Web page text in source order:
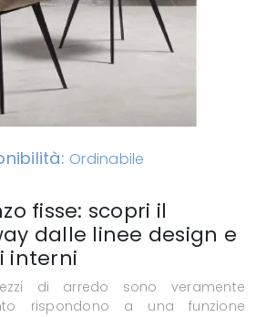
Ordinabile
fisse: scopri il
dalle linee design e
interni
di arredo sono veramente
rispondono a una funzione